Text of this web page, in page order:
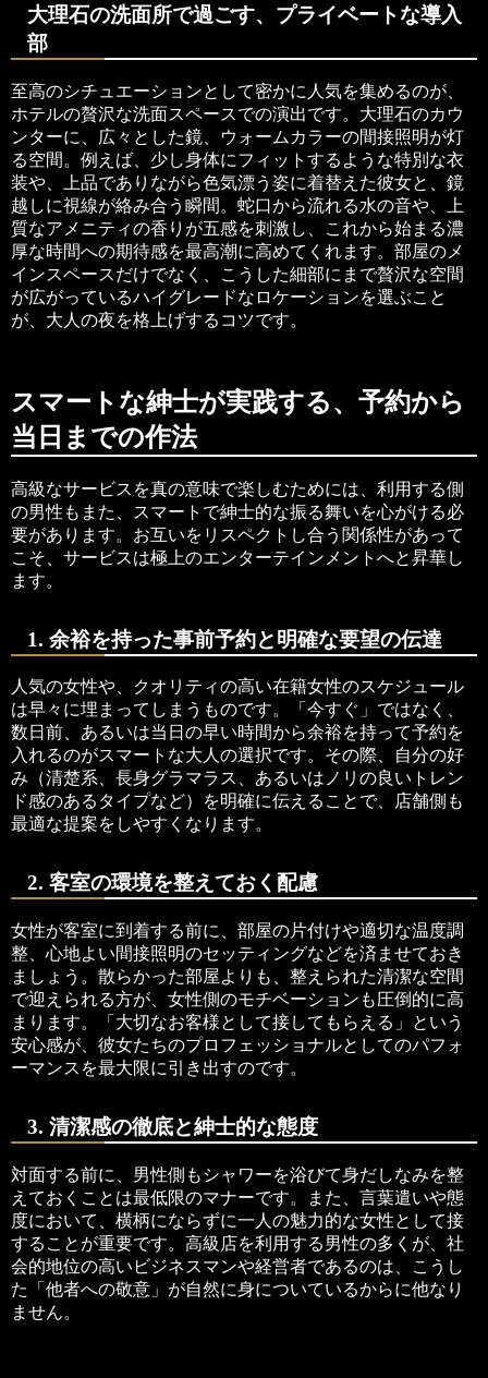
大理石の洗面所で過ごす、プライベートな導入
部
至高のシチュエーションとして密かに人気を集めるのが、
ホテルの贅沢な洗面スペースでの演出です。大理石のカウ
ンターに、広々とした鏡、ウォームカラーの間接照明が灯
る空間。例えば、少し身体にフィットするような特別な衣
装や、上品でありながら色気漂う姿に着替えた彼女と、鏡
越しに視線が絡み合う瞬間。蛇口から流れる水の音や、上
質なアメニティの香りが五感を刺激し、これから始まる濃
厚な時間への期待感を最高潮に高めてくれます。部屋のメ
インスペースだけでなく、こうした細部にまで贅沢な空間
が広がっているハイグレードなロケーションを選ぶこと
が、大人の夜を格上げするコツです。
スマートな紳士が実践する、予約から
当日までの作法
高級なサービスを真の意味で楽しむためには、利用する側
の男性もまた、スマートで紳士的な振る舞いを心がける必
要があります。お互いをリスペクトし合う関係性があって
こそ、サービスは極上のエンターテインメントへと昇華し
ます。
1. 余裕を持った事前予約と明確な要望の伝達
人気の女性や、クオリティの高い在籍女性のスケジュール
は早々に埋まってしまうものです。「今すぐ」ではなく、
数日前、あるいは当日の早い時間から余裕を持って予約を
入れるのがスマートな大人の選択です。その際、自分の好
み（清楚系、長身グラマラス、あるいはノリの良いトレン
ド感のあるタイプなど）を明確に伝えることで、店舗側も
最適な提案をしやすくなります。
2. 客室の環境を整えておく配慮
女性が客室に到着する前に、部屋の片付けや適切な温度調
整、心地よい間接照明のセッティングなどを済ませておき
ましょう。散らかった部屋よりも、整えられた清潔な空間
で迎えられる方が、女性側のモチベーションも圧倒的に高
まります。「大切なお客様として接してもらえる」という
安心感が、彼女たちのプロフェッショナルとしてのパフォ
ーマンスを最大限に引き出すのです。
3. 清潔感の徹底と紳士的な態度
対面する前に、男性側もシャワーを浴びて身だしなみを整
えておくことは最低限のマナーです。また、言葉遣いや態
度において、横柄にならずに一人の魅力的な女性として接
することが重要です。高級店を利用する男性の多くが、社
会的地位の高いビジネスマンや経営者であるのは、こうし
た「他者への敬意」が自然に身についているからに他なり
ません。